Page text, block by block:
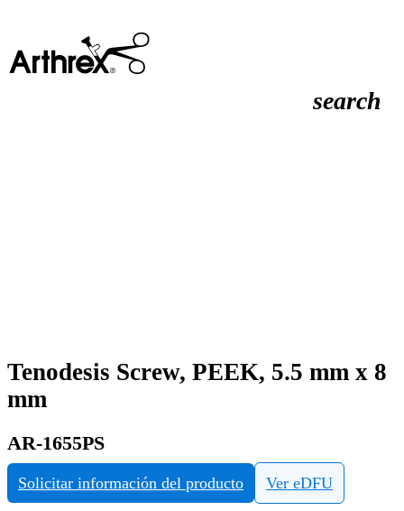
search
Tenodesis Screw, PEEK, 5.5 mm x 8
mm
AR-1655PS
Solicitar información del producto Ver eDFU